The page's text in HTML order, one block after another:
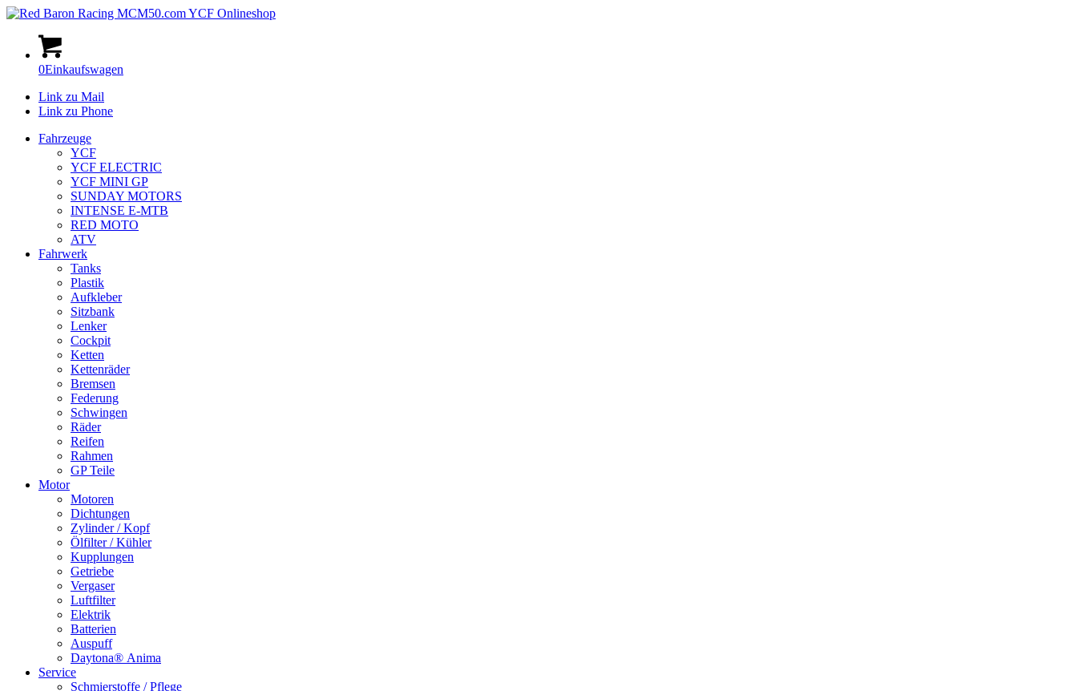
0Einkaufswagen
Link zu Mail
Link zu Phone
Fahrzeuge
YCF
YCF ELECTRIC
YCF MINI GP
SUNDAY MOTORS
INTENSE E-MTB
RED MOTO
ATV
Fahrwerk
Tanks
Plastik
Aufkleber
Sitzbank
Lenker
Cockpit
Ketten
Kettenräder
Bremsen
Federung
Schwingen
Räder
Reifen
Rahmen
GP Teile
Motor
Motoren
Dichtungen
Zylinder / Kopf
Ölfilter / Kühler
Kupplungen
Getriebe
Vergaser
Luftfilter
Elektrik
Batterien
Auspuff
Daytona® Anima
Service
Schmierstoffe / Pflege